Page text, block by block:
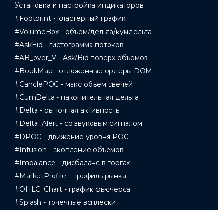
Установка и настройка индикаторов
#Footprint - кластерный график
#VolumeBox - объем/дельта/кумдельта
#AskBid - гистограмма потоков
#AB_over_V - Ask/Bid поверх объемов
#BookMap - отложенные ордеры DOM
#CandlePOC - макс объем свечей
#CumDelta - накопительная дельта
#Delta - рыночная активность
#Delta_Alert - со звуковым сигналом
#DPOC - движение уровня POC
#Infusion - скопление объемов
#Imbalance - дисбаланс в торгах
#MarketProfile - профиль рынка
#OHLC_Chart - график фьючерса
#Splash - точечные всплески